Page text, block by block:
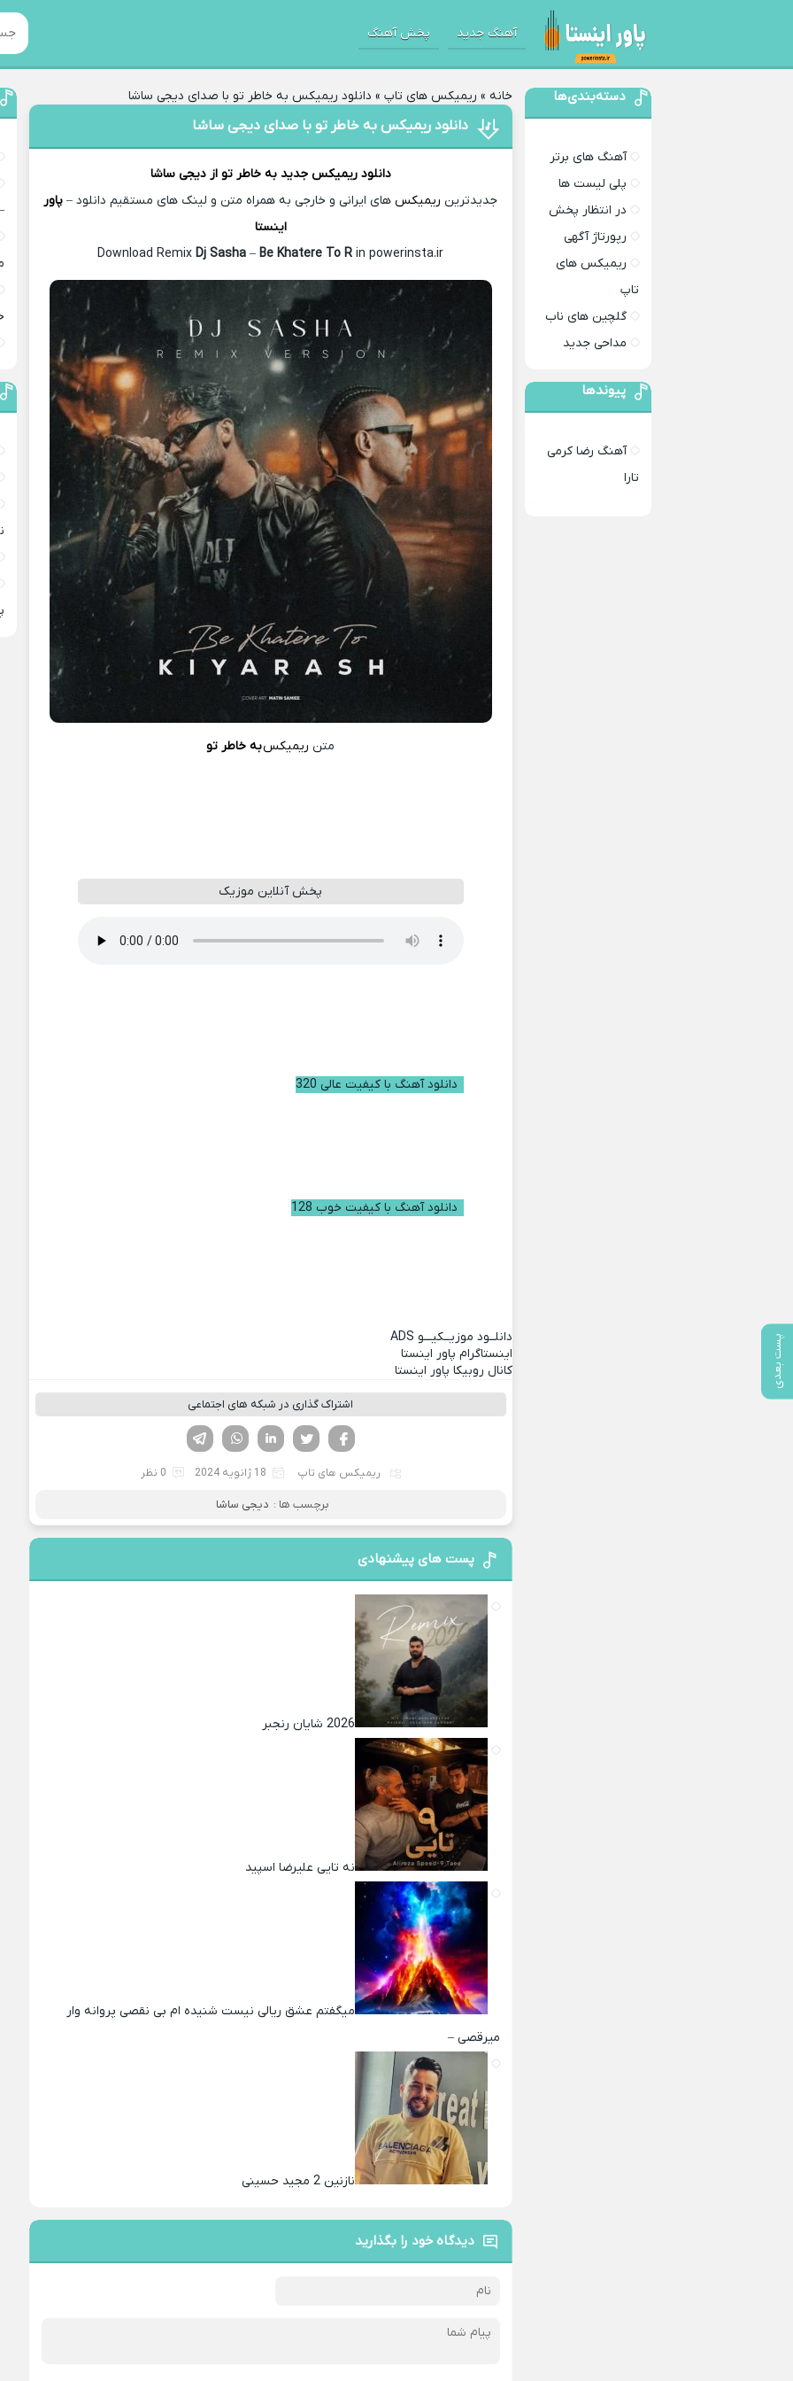
آهنگ جدید پخش آهنگ
خانه » ریمیکس های تاپ » دانلود ریمیکس به خاطر تو با صدای دیجی ساشا
پست بعدی
دانلود ریمیکس به خاطر تو با صدای دیجی ساشا
دانلود ریمیکس جدید به خاطر تو ازدیجی ساشا
جدیدترین ریمیکسهای ایرانی و خارجی به همراه متن و لینک های مستقیم دانلود – پاور
اینستا
Download Remix
Dj Sasha– Be Khatere To R in powerinsta.ir
متن ریمیکسبه خاطر تو
پخش آنلاین موزیک
دانلود آهنگ با کیفیت عالی 320
دانلود آهنگ با کیفیت خوب 128
دانلــود موزیــکیـــو ADS
اینستاگرام پاور اینستا
کانال روبیکا پاور اینستا
اشتراک گذاری در شبکه های اجتماعی
لینکدین تویتر
فیسوک
ریمیکس های تاپ 18 ژانویه 2024 0 نظر
برچسب ها : دیجی ساشا
پست های پیشنهادی
2026 شایان رنجبر
نه تایی علیرضا اسپید
میگفتم عشق ریالی نیست شنیده ام بی نقصی پروانه وار
میرقصی –
نازنین 2 مجید حسینی
دیدگاه خود را بگذارید
دسته‌بندی‌ها
آهنگ های برتر
پلی لیست ها
در انتظار پخش
رپورتاژ آگهی
ریمیکس های
تاپ
گلچین های ناب
مداحی جدید
پیوندها
آهنگ رضا کرمی
تارا